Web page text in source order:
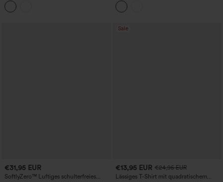
kontrastierender Spitze und Schnürung
am Rücken
€31,95 EUR
SoftlyZero™ Luftiges schulterfreies
Sale
€13,95 EUR €24,95 EUR
Lässiges T-Shirt mit quadratischem